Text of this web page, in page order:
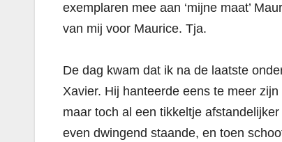
exemplaren mee aan ‘mijne maat’
van mij voor Maurice. Tja.
De dag kwam dat ik na de laatste
Xavier. Hij hanteerde eens te meer
maar toch al een tikkeltje
even dwingend staande, en toen